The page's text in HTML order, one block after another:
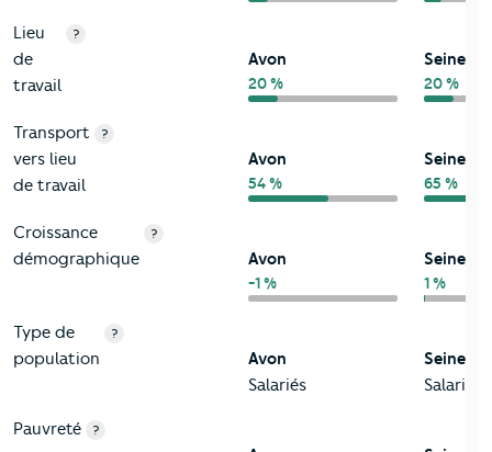
Lieu
de
travail
?
Avon
20 %
Seine-
20 %
Transport
vers lieu
de travail
?
Avon
54 %
Seine-
65 %
Croissance
démographique
?
Avon
-1 %
Seine-
1 %
Type de
population
?
Avon
Salariés
Seine-
Salariés
Pauvreté ?